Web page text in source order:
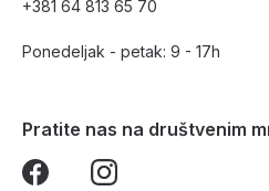
+381 64 813 65 70
Ponedeljak - petak: 9 - 17h
Pratite nas na društvenim